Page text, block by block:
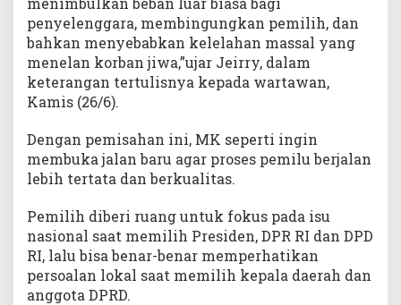
penyelenggara, membingungkan pemilih, dan
bahkan menyebabkan kelelahan massal yang
menelan korban jiwa,”ujar Jeirry, dalam
keterangan tertulisnya kepada wartawan,
Kamis (26/6).
Dengan pemisahan ini, MK seperti ingin
membuka jalan baru agar proses pemilu berjalan
lebih tertata dan berkualitas.
Pemilih diberi ruang untuk fokus pada isu
nasional saat memilih Presiden, DPR RI dan DPD
RI, lalu bisa benar-benar memperhatikan
persoalan lokal saat memilih kepala daerah dan
anggota DPRD.